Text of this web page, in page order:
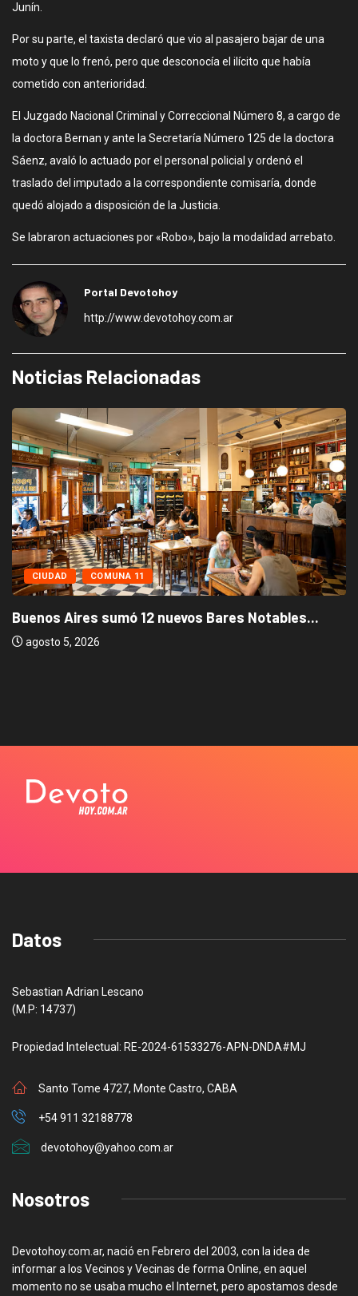
Junín.
Por su parte, el taxista declaró que vio al pasajero bajar de una
moto y que lo frenó, pero que desconocía el ilícito que había
cometido con anterioridad.
El Juzgado Nacional Criminal y Correccional Número 8, a cargo de
la doctora Bernan y ante la Secretaría Número 125 de la doctora
Sáenz, avaló lo actuado por el personal policial y ordenó el
traslado del imputado a la correspondiente comisaría, donde
quedó alojado a disposición de la Justicia.
Se labraron actuaciones por «Robo», bajo la modalidad arrebato.
Portal Devotohoy
http://www.devotohoy.com.ar
Noticias Relacionadas
CIUDAD COMUNA 11
Buenos Aires sumó 12 nuevos Bares Notables...
agosto 5, 2026
Datos
Sebastian Adrian Lescano
(M.P: 14737)
Propiedad Intelectual: RE-2024-61533276-APN-DNDA#MJ
Santo Tome 4727, Monte Castro, CABA
+54 911 32188778
devotohoy@yahoo.com.ar
Nosotros
Devotohoy.com.ar, nació en Febrero del 2003, con la idea de
informar a los Vecinos y Vecinas de forma Online, en aquel
momento no se usaba mucho el Internet, pero apostamos desde